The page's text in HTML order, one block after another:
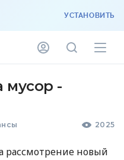
УСТАНОВИТЬ
мусор -
2025
рассмотрение новый